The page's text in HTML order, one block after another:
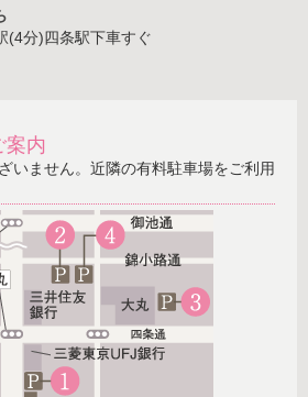
(4分)四条駅下車すぐ
案内
いません。近隣の有料駐車場をご利用